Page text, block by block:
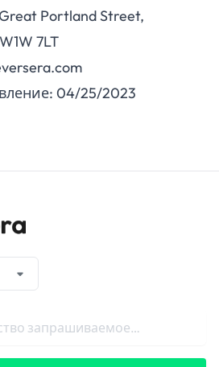
Portland Street,
7LT
04/25/2023